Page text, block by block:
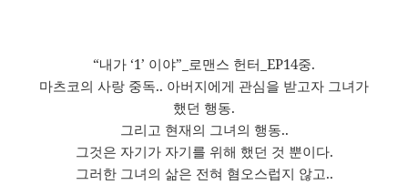
“내가 ‘1’ 이야”_로맨스 헌터_EP14중.
마츠코의 사랑 중독.. 아버지에게 관심을 받고자 그녀가
했던 행동.
그리고 현재의 그녀의 행동..
그것은 자기가 자기를 위해 했던 것 뿐이다.
그러한 그녀의 삶은 전혀 혐오스럽지 않고..